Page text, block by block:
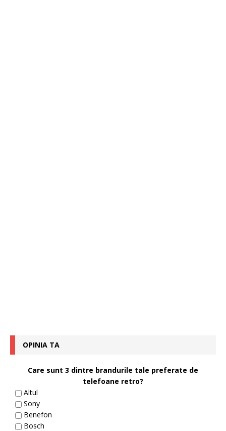
OPINIA TA
Care sunt 3 dintre brandurile tale preferate de
telefoane retro?
Altul
Sony
Benefon
Bosch